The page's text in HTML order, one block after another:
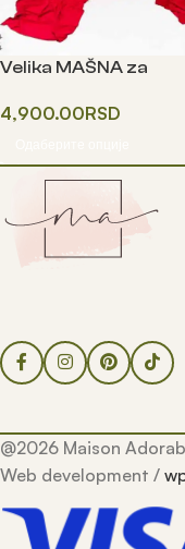
Velika MAŠNA za
4,900.00RSD
@2026 Maison
Web development /